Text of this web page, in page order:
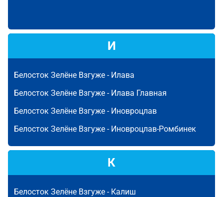
И
Белосток Зелёне Взгуже - Илава
Белосток Зелёне Взгуже - Илава Главная
Белосток Зелёне Взгуже - Иновроцлав
Белосток Зелёне Взгуже - Иновроцлав-Ромбинек
К
Белосток Зелёне Взгуже - Калиш